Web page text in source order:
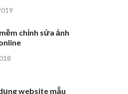
chỉnh sửa ảnh
website mẫu